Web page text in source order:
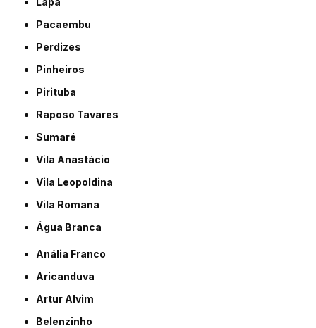
Pacaembu
Perdizes
Pinheiros
Pirituba
Raposo Tavares
Sumaré
Vila Anastácio
Vila Leopoldina
Vila Romana
Água Branca
Anália Franco
Aricanduva
Artur Alvim
Belenzinho